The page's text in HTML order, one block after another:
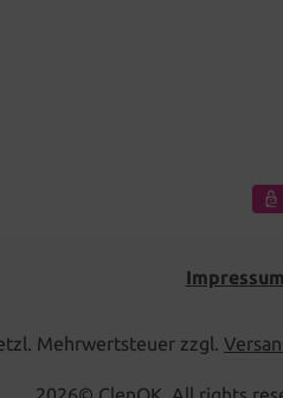
Impressum
Mehrwertsteuer zzgl.